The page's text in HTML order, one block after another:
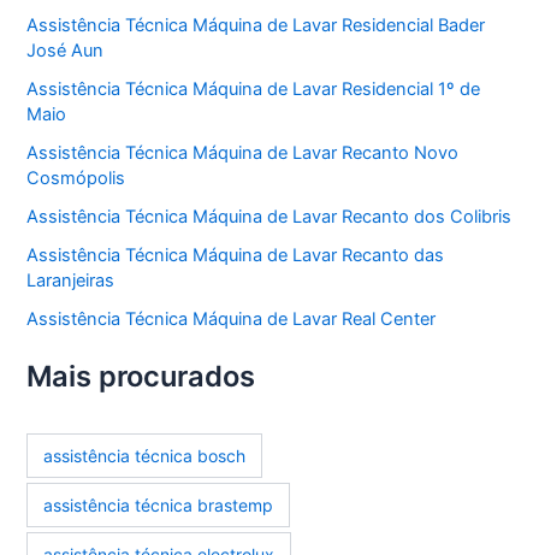
Assistência Técnica Máquina de Lavar Residencial Bader
José Aun
Assistência Técnica Máquina de Lavar Residencial 1º de
Maio
Assistência Técnica Máquina de Lavar Recanto Novo
Cosmópolis
Assistência Técnica Máquina de Lavar Recanto dos Colibris
Assistência Técnica Máquina de Lavar Recanto das
Laranjeiras
Assistência Técnica Máquina de Lavar Real Center
Mais procurados
assistência técnica bosch
assistência técnica brastemp